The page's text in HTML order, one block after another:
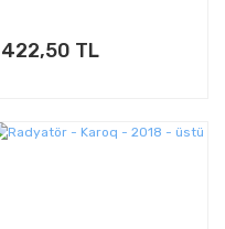
422,50 TL